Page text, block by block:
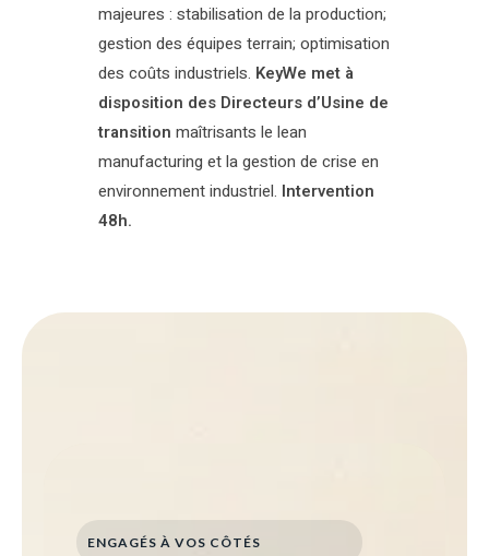
majeures : stabilisation de la production;
gestion des équipes terrain; optimisation
des coûts industriels. KeyWe met à
disposition des Directeurs d’Usine de
transition maîtrisants le lean
manufacturing et la gestion de crise en
environnement industriel. Intervention
48h.
ENGAGÉS À VOS CÔTÉS